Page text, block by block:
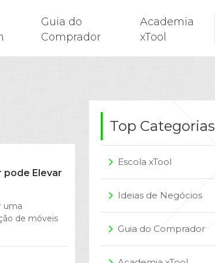
Guia do
Comprador
Academia
xTool
pode Elevar
uma
de móveis
Top Categorias
arrow_forward_ios Escola xTool
arrow_forward_ios Ideias de Negócios
arrow_forward_ios Guia do Comprador